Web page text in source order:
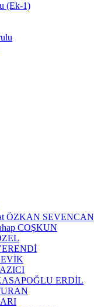
(Ek-1)
ÖZKAN SEVENCAN
COŞKUN
ERDİL